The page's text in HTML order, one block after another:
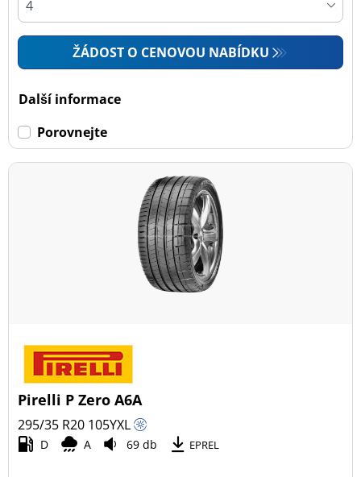
ŽÁDOST O CENOVOU NABÍDKU
Další informace
Porovnejte
Pirelli P Zero A6A
295/35 R20 105YXL
D A 69 db EPREL